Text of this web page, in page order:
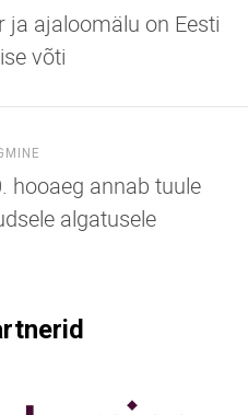
ajaloomälu on Eesti
võti
hooaeg annab tuule
algatusele